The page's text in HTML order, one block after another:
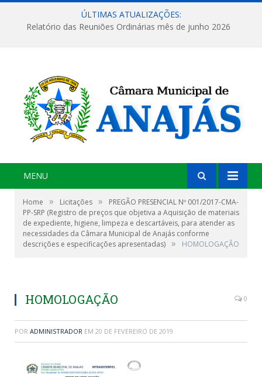
ÚLTIMAS ATUALIZAÇÕES:
Relatório das Reuniões Ordinárias mês de junho 2026
MENU
Home » Licitações »
PREGÃO PRESENCIAL Nº 001/2017-CMA-
PP-SRP (Registro de preços que objetiva a Aquisição de materiais
de expediente, higiene, limpeza e descartáveis, para atender as
necessidades da Câmara Municipal de Anajás conforme
descrições e especificações apresentadas) » HOMOLOGAÇÃO
HOMOLOGAÇÃO 0
POR ADMINISTRADOR EM 20 DE FEVEREIRO DE 2019